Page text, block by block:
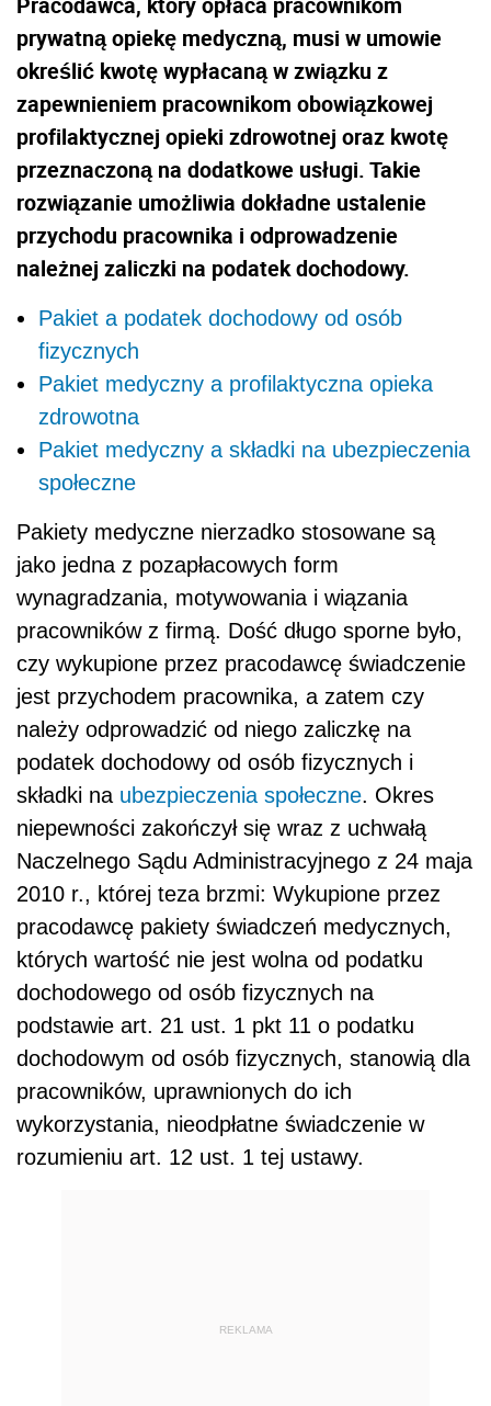
prywatną opiekę medyczną, musi w umowie
określić kwotę wypłacaną w związku z
zapewnieniem pracownikom obowiązkowej
profilaktycznej opieki zdrowotnej oraz kwotę
przeznaczoną na dodatkowe usługi. Takie
rozwiązanie umożliwia dokładne ustalenie
przychodu pracownika i odprowadzenie
należnej zaliczki na podatek dochodowy.
Pakiet a podatek dochodowy od osób
fizycznych
Pakiet medyczny a profilaktyczna opieka
zdrowotna
Pakiet medyczny a składki na ubezpieczenia
społeczne
Pakiety medyczne nierzadko stosowane są
jako jedna z pozapłacowych form
wynagradzania, motywowania i wiązania
pracowników z firmą. Dość długo sporne było,
czy wykupione przez pracodawcę świadczenie
jest przychodem pracownika, a zatem czy
należy odprowadzić od niego zaliczkę na
podatek dochodowy od osób fizycznych i
składki na ubezpieczenia społeczne. Okres
niepewności zakończył się wraz z uchwałą
Naczelnego Sądu Administracyjnego z 24 maja
2010 r., której teza brzmi: Wykupione przez
pracodawcę pakiety świadczeń medycznych,
których wartość nie jest wolna od podatku
dochodowego od osób fizycznych na
podstawie art. 21 ust. 1 pkt 11 o podatku
dochodowym od osób fizycznych, stanowią dla
pracowników, uprawnionych do ich
wykorzystania, nieodpłatne świadczenie w
rozumieniu art. 12 ust. 1 tej ustawy.
REKLAMA